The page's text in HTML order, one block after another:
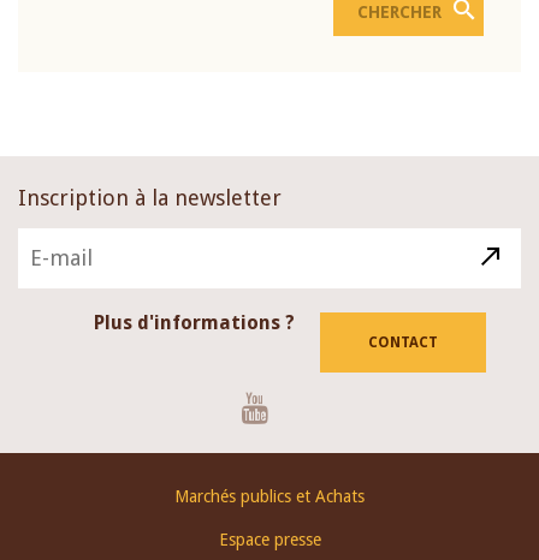
Inscription à la newsletter
Plus d'informations ?
CONTACT
Marchés publics et Achats
Espace presse